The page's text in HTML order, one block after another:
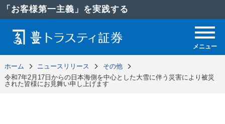
「お客様第一主義」を実践する
メニュー
ホーム ニュースリリース
その他
令和7年2月17日からの日本海側を中心とした大雪に伴う災害により被災
された皆様にお見舞い申し上げます